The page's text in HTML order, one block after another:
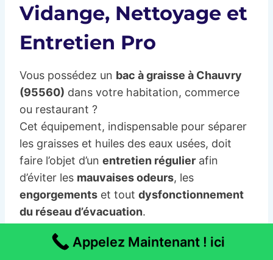
Vidange, Nettoyage et
Entretien Pro
Vous possédez un bac à graisse à Chauvry
(95560) dans votre habitation, commerce
ou restaurant ?
Cet équipement, indispensable pour séparer
les graisses et huiles des eaux usées, doit
faire l’objet d’un entretien régulier afin
d’éviter les mauvaises odeurs, les
engorgements et tout dysfonctionnement
du réseau d’évacuation.
Notre équipe locale spécialisée en
Appelez Maintenant ! ici